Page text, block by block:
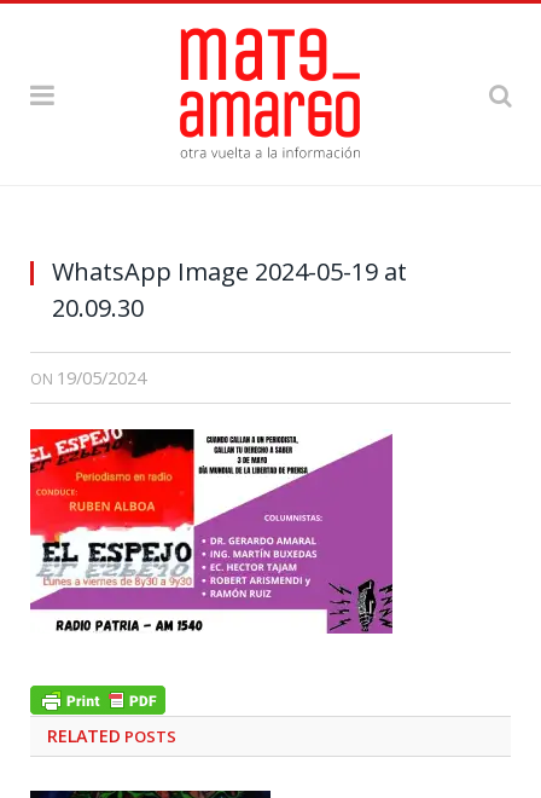
WhatsApp Image 2024-05-19 at
20.09.30
ON 19/05/2024
RELATED POSTS